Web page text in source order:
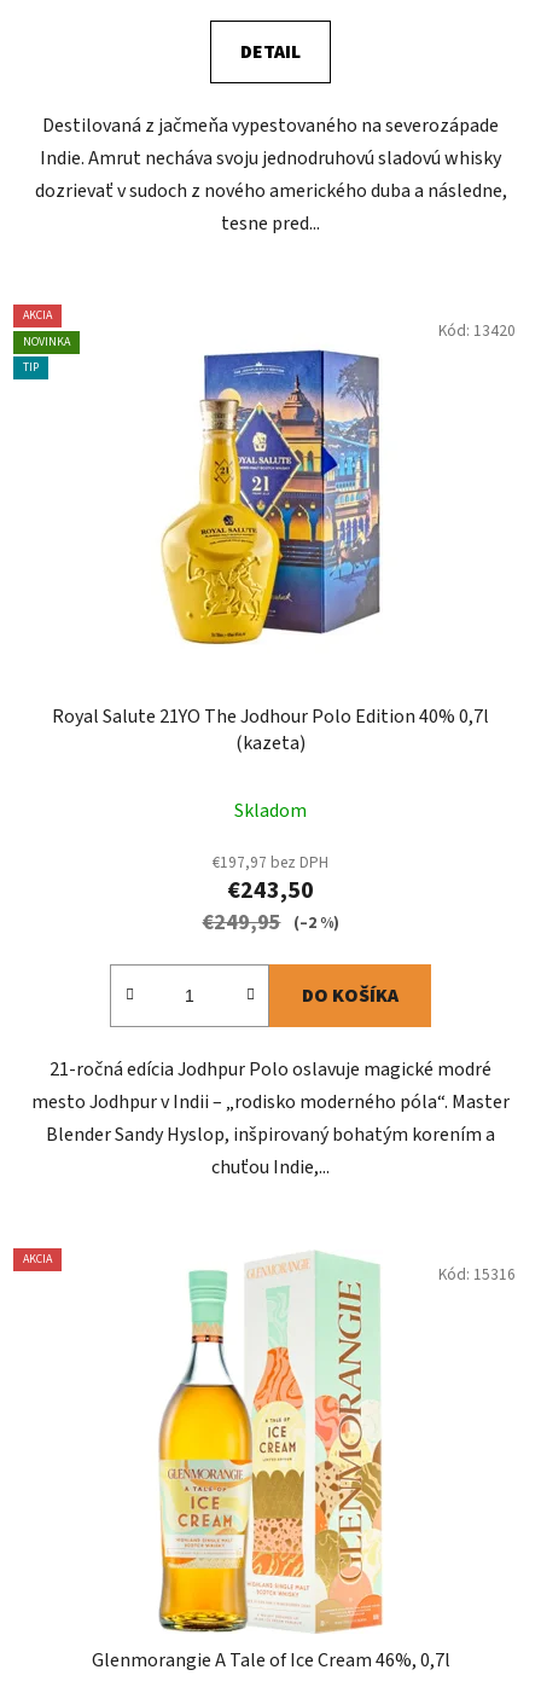
DETAIL
Destilovaná z jačmeňa vypestovaného na severozápade
Indie. Amrut necháva svoju jednodruhovú sladovú whisky
dozrievať v sudoch z nového amerického duba a následne,
tesne pred...
AKCIA
NOVINKA
TIP
Royal Salute 21YO The Jodhour Polo Edition 40% 0,7l
(kazeta)
Skladom
€197,97 bez DPH
€243,50
€249,95 (–2 %)
DO KOŠÍKA
21-ročná edícia Jodhpur Polo oslavuje magické modré
mesto Jodhpur v Indii – „rodisko moderného póla“. Master
Blender Sandy Hyslop, inšpirovaný bohatým korením a
chuťou Indie,...
Kód: 13420
AKCIA
Glenmorangie A Tale of Ice Cream 46%, 0,7l
Kód: 15316